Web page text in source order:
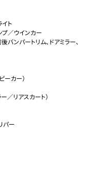
ト
プ／ウインカー
バンパートリム、ドアミラー、
ーカー）
／リアスカート）
パー